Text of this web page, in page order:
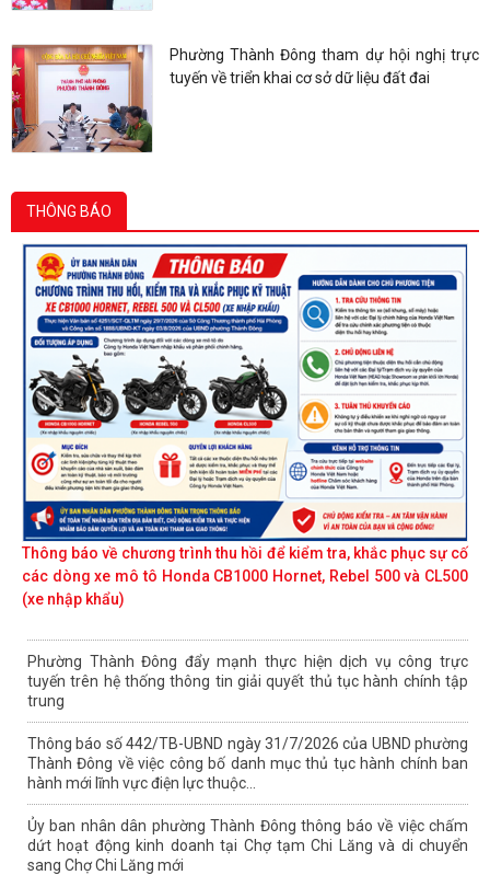
Phường Thành Đông tham dự hội nghị trực
tuyến về triển khai cơ sở dữ liệu đất đai
THÔNG BÁO
Thông báo về chương trình thu hồi để kiểm tra, khắc phục sự cố
các dòng xe mô tô Honda CB1000 Hornet, Rebel 500 và CL500
(xe nhập khẩu)
Phường Thành Đông đẩy mạnh thực hiện dịch vụ công trực
tuyến trên hệ thống thông tin giải quyết thủ tục hành chính tập
trung
Thông báo số 442/TB-UBND ngày 31/7/2026 của UBND phường
Thành Đông về việc công bố danh mục thủ tục hành chính ban
hành mới lĩnh vực điện lực thuộc...
Ủy ban nhân dân phường Thành Đông thông báo về việc chấm
dứt hoạt động kinh doanh tại Chợ tạm Chi Lăng và di chuyển
sang Chợ Chi Lăng mới